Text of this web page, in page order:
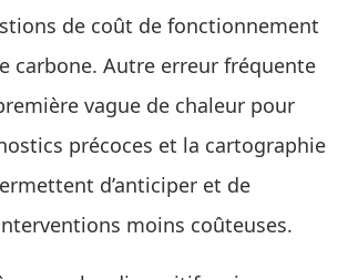
de coût de fonctionnement
carbone. Autre erreur fréquente
vague de chaleur pour
précoces et la cartographie
d’anticiper et de
moins coûteuses.